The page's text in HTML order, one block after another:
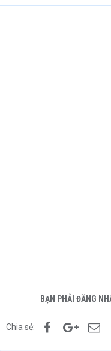
BẠN PHẢI ĐĂNG
Chia sẻ: FacebookGoogle+